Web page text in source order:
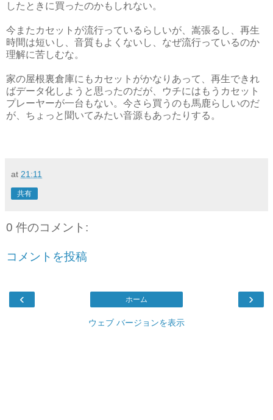
したときに買ったのかもしれない。
今またカセットが流行っているらしいが、嵩張るし、再生
時間は短いし、音質もよくないし、なぜ流行っているのか
理解に苦しむな。
家の屋根裏倉庫にもカセットがかなりあって、再生できれ
ばデータ化しようと思ったのだが、ウチにはもうカセット
プレーヤーが一台もない。今さら買うのも馬鹿らしいのだ
が、ちょっと聞いてみたい音源もあったりする。
at 21:11
共有
0 件のコメント:
コメントを投稿
‹ ›
ホーム
ウェブ バージョンを表示